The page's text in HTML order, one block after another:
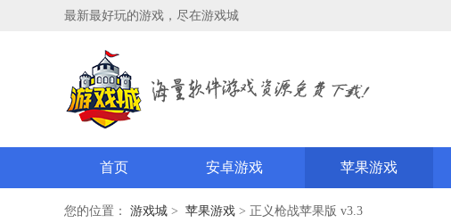
最新最好玩的游戏，尽在游戏城
首页 安卓游戏 苹果游戏
您的位置： 游戏城 > 苹果游戏 > 正义枪战苹果版 v3.3